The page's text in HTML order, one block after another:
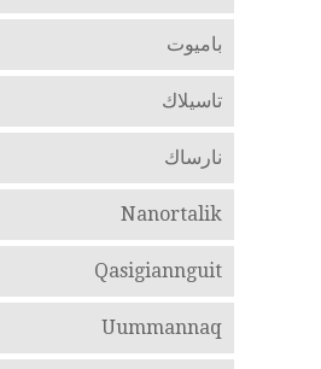
باميوت
تاسيلاك
نارساك
Nanortalik
Qasigiannguit
Uummannaq